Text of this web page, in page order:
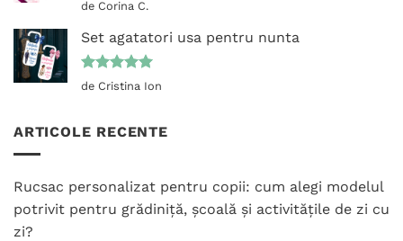
Evaluat la
de Corina C.
Set agatatori usa pentru nunta
Evaluat la
de Cristina Ion
ARTICOLE RECENTE
Rucsac personalizat pentru copii: cum alegi modelul
potrivit pentru grădiniță, școală și activitățile de zi cu
zi?